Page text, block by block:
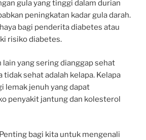
gula yang tinggi dalam durian
peningkatan kadar gula darah.
bagi penderita diabetes atau
risiko diabetes.
lain yang sering dianggap sehat
tidak sehat adalah kelapa. Kelapa
lemak jenuh yang dapat
penyakit jantung dan kolesterol
bagi kita untuk mengenali